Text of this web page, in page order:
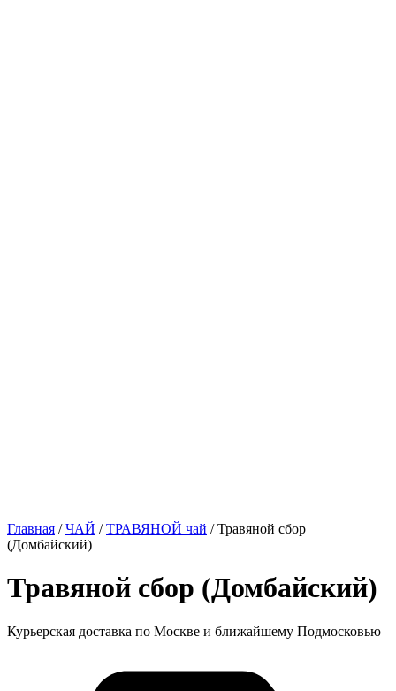
Главная /ЧАЙ /ТРАВЯНОЙ чай / Травяной сбор
(Домбайский)
Травяной сбор (Домбайский)
Курьерская доставка по Москве и ближайшему Подмосковью